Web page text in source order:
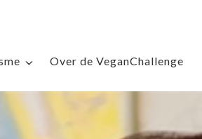
Over de VeganChallenge